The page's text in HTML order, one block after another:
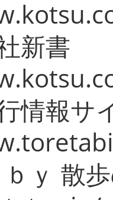
新書
情報サ
ｙ 散